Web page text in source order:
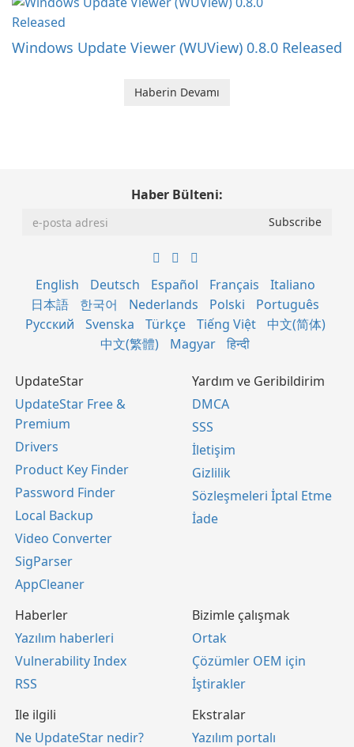
Windows Update Viewer (WUView) 0.8.0 Released
Haberin Devamı
Haber Bülteni:
English Deutsch Español Français
Italiano
日本語
한국어 Nederlands Polski
Português
Русский
Svenska Türkçe Tiếng Việt
中文(简体)
中文(繁體)
Magyar हिन्दी
UpdateStar
UpdateStar Free &
Premium
Drivers
Product Key Finder
Password Finder
Local Backup
Video Converter
SigParser
AppCleaner
Yardım ve Geribildirim
DMCA
SSS
İletişim
Gizlilik
Sözleşmeleri İptal Etme
İade
Haberler
Yazılım haberleri
Vulnerability Index
RSS
Bizimle çalışmak
Ortak
Çözümler OEM için
İştirakler
Ile ilgili
Ne UpdateStar nedir?
Ekstralar
Yazılım portalı